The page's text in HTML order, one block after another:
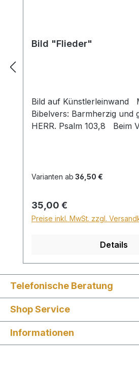
Bild "Flieder"
Bild auf Künstlerleinwand
Bibelvers: Barmherzig und
HERR. Psalm 103,8 Beim
Sperrgut in Höhe von
Sperrgutzuschlag 30€. Bei
kein Wunschtext möglich!
Varianten ab 36,50 €
Regulärer Preis:
35,00 €
Preise inkl. MwSt. zzgl.
Details
Telefonische Beratung
Shop Service
Informationen